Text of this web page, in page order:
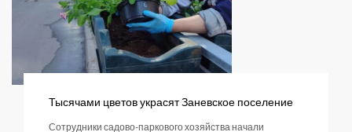
Тысячами цветов украсят Заневское поселение
Сотрудники садово-паркового хозяйства начали